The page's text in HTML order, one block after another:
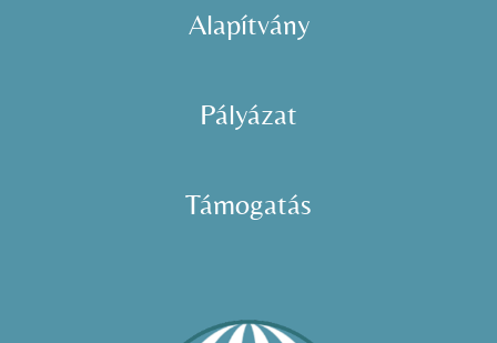
Alapítvány
Pályázat
Támogatás